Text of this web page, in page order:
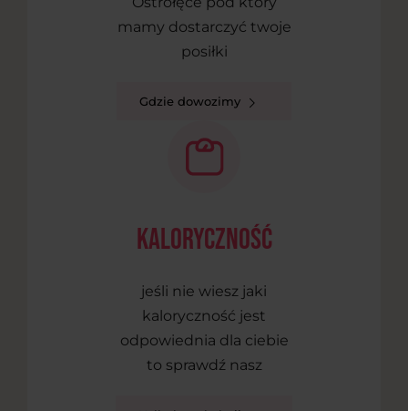
mamy dostarczyć twoje
posiłki
Gdzie dowozimy
kaloryczność
jeśli nie wiesz jaki
kaloryczność jest
odpowiednia dla ciebie
to sprawdź nasz